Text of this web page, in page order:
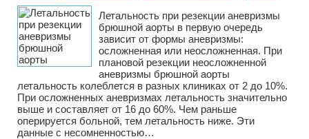
Летальность при резекции аневризмы
брюшной аорты в первую очередь
зависит от формы аневризмы:
осложненная или неосложненная. При
плановой резекции неосложненной
аневризмы брюшной аорты
летальность колеблется в разных клиниках от 2 до 10%.
При осложненных аневризмах летальность значительно
выше и составляет от 16 до 60%. Чем раньше
оперируется больной, тем летальность ниже. Эти
данные с несомненностью…